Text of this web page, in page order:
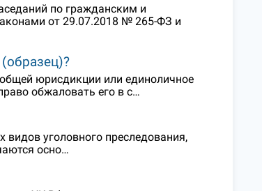
по гражданским и
от 29.07.2018 № 265-ФЗ и
юрисдикции или единоличное
обжаловать его в с…
уголовного преследования,
осно…